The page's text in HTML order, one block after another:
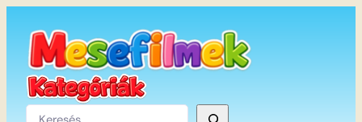
tartalomhoz
Keresés